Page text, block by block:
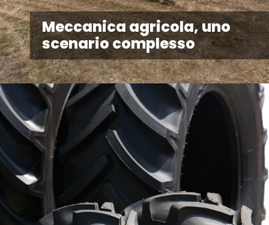
Meccanica agricola, uno
scenario complesso